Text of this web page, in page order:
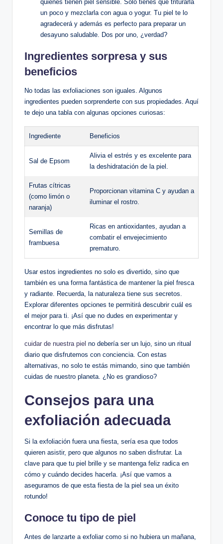
quienes tienen piel sensible. Solo tienes que triturarla
un poco y mezclarla con agua o yogur. Tu piel te lo
agradecerá y además es perfecto para preparar un
desayuno saludable. Dos por uno, ¿verdad?
Ingredientes sorpresa y sus
beneficios
No todas las exfoliaciones son iguales. Algunos
ingredientes pueden sorprenderte con sus propiedades. Aquí
te dejo una tabla con algunas opciones curiosas:
Ingrediente Beneficios
Sal de Epsom
Alivia el estrés y es excelente para
la deshidratación de la piel.
Frutas cítricas
(como limón o
naranja)
Proporcionan vitamina C y ayudan a
iluminar el rostro.
Semillas de
frambuesa
Ricas en antioxidantes, ayudan a
combatir el envejecimiento
prematuro.
Usar estos ingredientes no solo es divertido, sino que
también es una forma fantástica de mantener la piel fresca
y radiante. Recuerda, la naturaleza tiene sus secretos.
Explorar diferentes opciones te permitirá descubrir cuál es
el mejor para ti. ¡Así que no dudes en experimentar y
encontrar lo que más disfrutas!
cuidar de nuestra piel no debería ser un lujo, sino un ritual
diario que disfrutemos con conciencia. Con estas
alternativas, no solo te estás mimando, sino que también
cuidas de nuestro planeta. ¿No es grandioso?
Consejos para una
exfoliación adecuada
Si la exfoliación fuera una fiesta, sería esa que todos
quieren asistir, pero que algunos no saben disfrutar. La
clave para que tu piel brille y se mantenga feliz radica en
cómo y cuándo decides hacerla. ¡Así que vamos a
asegurarnos de que esta fiesta de la piel sea un éxito
rotundo!
Conoce tu tipo de piel
Antes de lanzarte a exfoliar como si no hubiera un mañana,